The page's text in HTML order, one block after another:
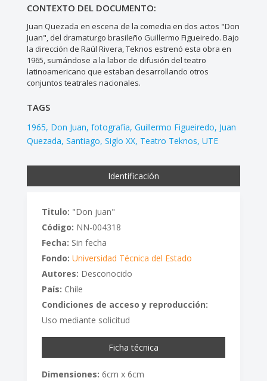
CONTEXTO DEL DOCUMENTO:
Juan Quezada en escena de la comedia en dos actos "Don
Juan", del dramaturgo brasileño Guillermo Figueiredo. Bajo
la dirección de Raúl Rivera, Teknos estrenó esta obra en
1965, sumándose a la labor de difusión del teatro
latinoamericano que estaban desarrollando otros
conjuntos teatrales nacionales.
TAGS
1965 Don Juan fotografía Guillermo Figueiredo Juan
Quezada Santiago Siglo XX Teatro Teknos UTE
Identificación
Titulo: "Don juan"
Código: NN-004318
Fecha: Sin fecha
Fondo: Universidad Técnica del Estado
Autores: Desconocido
País: Chile
Condiciones de acceso y reproducción:
Uso mediante solicitud
Ficha técnica
Dimensiones: 6cm x 6cm